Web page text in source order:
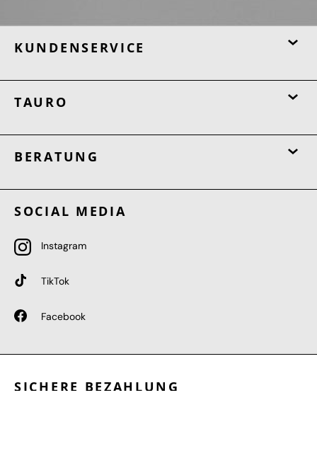
KUNDENSERVICE
TAURO
BERATUNG
SOCIAL MEDIA
Instagram
TikTok
Facebook
SICHERE BEZAHLUNG